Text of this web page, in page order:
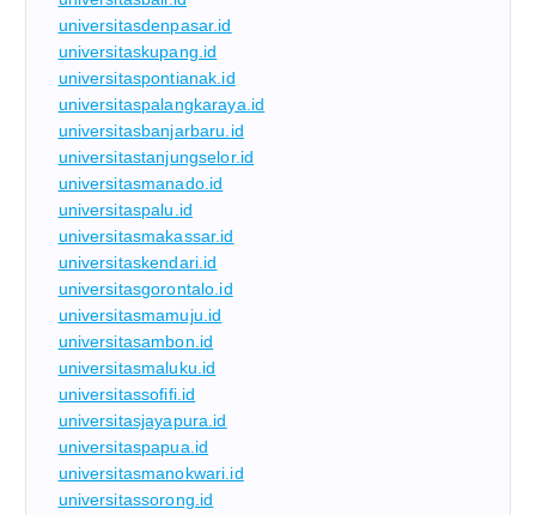
universitasdenpasar.id
universitaskupang.id
universitaspontianak.id
universitaspalangkaraya.id
universitasbanjarbaru.id
universitastanjungselor.id
universitasmanado.id
universitaspalu.id
universitasmakassar.id
universitaskendari.id
universitasgorontalo.id
universitasmamuju.id
universitasambon.id
universitasmaluku.id
universitassofifi.id
universitasjayapura.id
universitaspapua.id
universitasmanokwari.id
universitassorong.id